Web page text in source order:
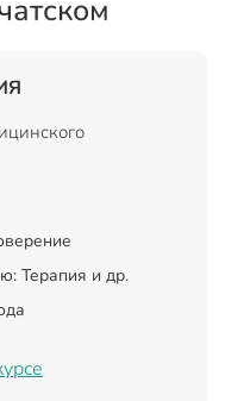
Терапия и др.